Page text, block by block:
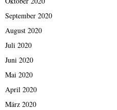
September 2020
August 2020
Juli 2020
Juni 2020
Mai 2020
April 2020
März 2020